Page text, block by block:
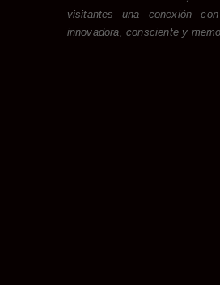
visitantes una conexión
innovadora, consciente y